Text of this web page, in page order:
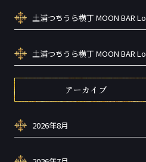
アーカイブ
2026年8月